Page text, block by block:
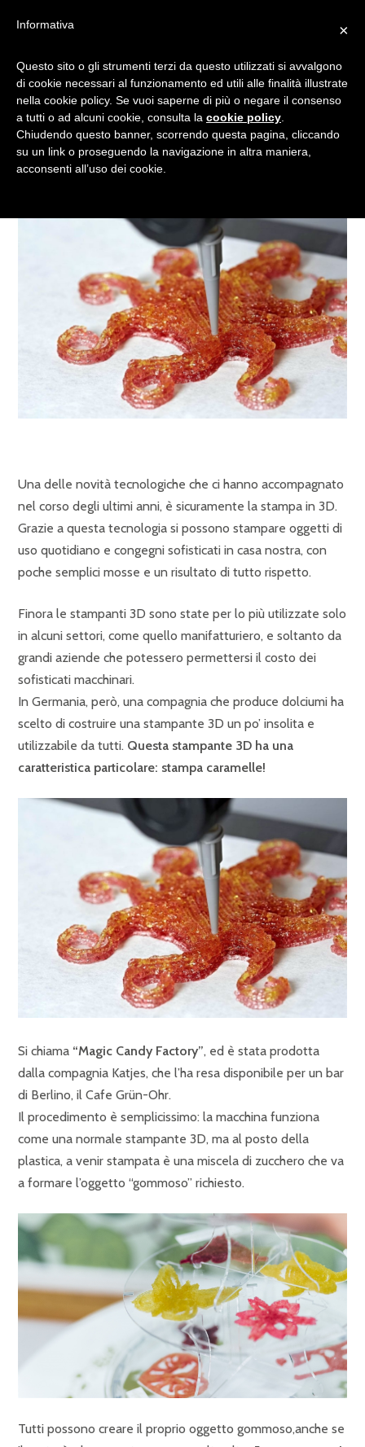
A BERLINO I DOLCETTI
GOMMOSI SI STAMPANO IN
3D
Una delle novità tecnologiche che ci hanno accompagnato
nel corso degli ultimi anni, è sicuramente la stampa in 3D.
Grazie a questa tecnologia si possono stampare oggetti di
uso quotidiano e congegni sofisticati in casa nostra, con
poche semplici mosse e un risultato di tutto rispetto.
Finora le stampanti 3D sono state per lo più utilizzate solo
in alcuni settori, come quello manifatturiero, e soltanto da
grandi aziende che potessero permettersi il costo dei
sofisticati macchinari.
In Germania, però, una compagnia che produce dolciumi ha
scelto di costruire una stampante 3D un po’ insolita e
utilizzabile da tutti. Questa stampante 3D ha una
caratteristica particolare: stampa caramelle!
Si chiama “Magic Candy Factory”, ed è stata prodotta
dalla compagnia Katjes, che l’ha resa disponibile per un bar
di Berlino, il Cafe Grün-Ohr.
Il procedimento è semplicissimo: la macchina funziona
come una normale stampante 3D, ma al posto della
plastica, a venir stampata è una miscela di zucchero che va
a formare l’oggetto “gommoso” richiesto.
Tutti possono creare il proprio oggetto gommoso,anche se
×
Informativa
Questo sito o gli strumenti terzi da questo utilizzati si avvalgono
di cookie necessari al funzionamento ed utili alle finalità illustrate
nella cookie policy. Se vuoi saperne di più o negare il consenso
a tutti o ad alcuni cookie, consulta la cookie policy
Chiudendo questo banner, scorrendo questa pagina, cliccando
su un link o proseguendo la navigazione in altra maniera,
acconsenti all’uso dei cookie.